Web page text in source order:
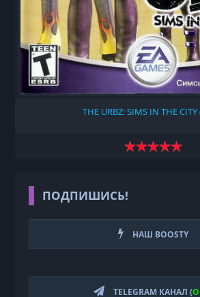
THE URBZ: SIMS IN THE
ПОДПИШИСЬ!
НАШ BOOSTY
TELEGRAM КАНАЛ (